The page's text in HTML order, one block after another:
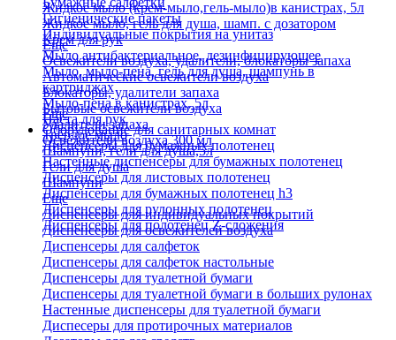
Гигиенические пакеты
Индивидуальные покрытия на унитаз
Жидкое мыло (крем-мыло,гель-мыло)в канистрах, 5л
Жидкое мыло, гель для душа, шамп. с дозатором
Крем для рук
Мыло антибактериальное, дезинфицирующее
Мыло, мыло-пена, гель для душа, шампунь в
картриджах
Мыло-пена в канистрах, 5л
Паста для рук
Твердое мыло
Шампуни, гели для душа,5л
Гели для душа
Шампуни
Еще
Освежители воздуха, удалители, блокаторы запаха
Автоматические освежители воздуха
Блокаторы, удалители запаха
Бытовые освежители воздуха
Удалители запаха
Освежители воздуха 300 мл
Еще
Оборудование для санитарных комнат
Диспенсеры для бумажных полотенец
Настенные диспенсеры для бумажных полотенец
Диспенсеры для листовых полотенец
Диспенсеры для бумажных полотенец h3
Диспенсеры для рулонных полотенец
Диспенсеры для полотенец Z-сложения
Еще
Диспенсеры для индивидуальных покрытий
Диспенсеры для освежителей воздуха
Диспенсеры для салфеток
Диспенсеры для салфеток настольные
Диспенсеры для туалетной бумаги
Диспенсеры для туалетной бумаги в больших рулонах
Настенные диспенсеры для туалетной бумаги
Диспесеры для протирочных материалов